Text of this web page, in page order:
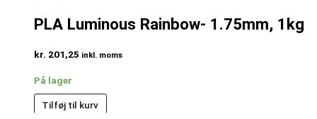
PLA Luminous Rainbow- 1.75mm, 1kg
kr. 201,25 inkl. moms
På lager
Tilføj til kurv